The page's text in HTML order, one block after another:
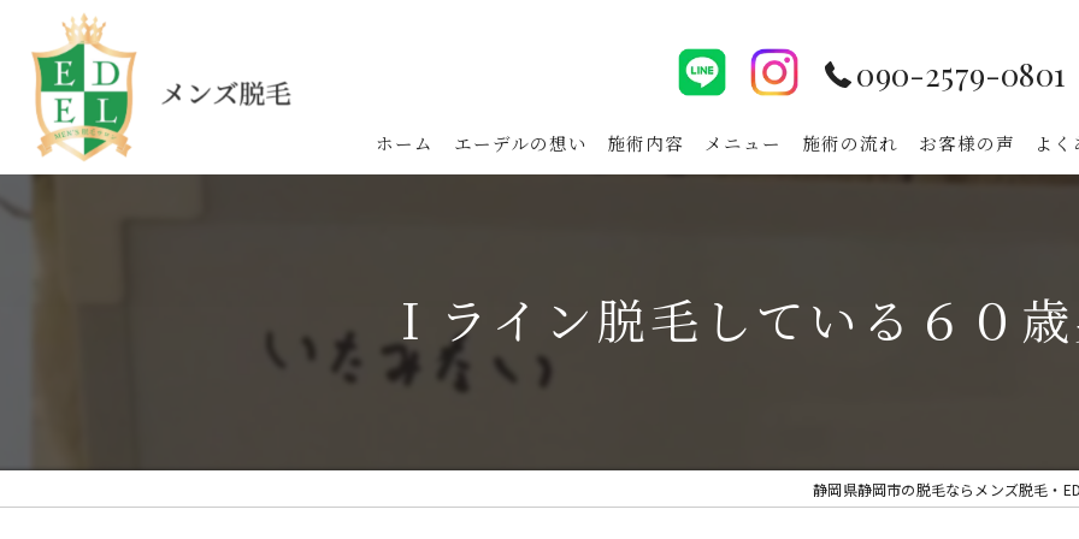
090-2579-0801
ホーム エーデルの想い 施術内容 メニュー 施術の流れ お客様の声 よ
Ｉライン脱毛している６０
静岡県静岡市の脱毛ならメンズ脱毛・